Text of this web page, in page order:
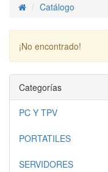
InicioCatálogo
¡No encontrado!
Categorías
PC Y TPV
PORTATILES
SERVIDORES